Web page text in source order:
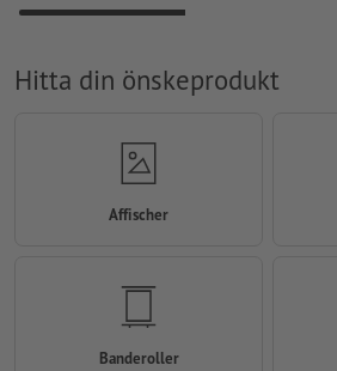
Hitta din önskeprodukt
Affischer
Banderoller